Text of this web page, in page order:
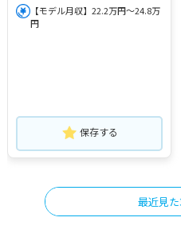
【モデル月収】22.2万円～24.8万
円
保存する
最近見